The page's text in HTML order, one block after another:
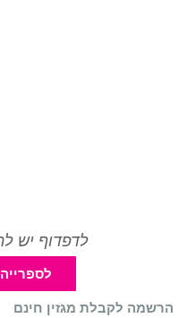
לדפדוף יש
הרשמה לקבלת מגזין חינם